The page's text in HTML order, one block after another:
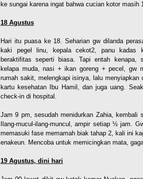
ke sungai karena ingat bahwa cucian kotor masih
18 Agustus
Hari itu puasa ke 18. Seharian gw dilanda
kaki pegel linu, kepala cekot2, panu kadas
beraktifitas seperti biasa. Tapi entah kenapa,
kelapa muda, nasi + ikan goreng + pecel, gw
rumah sakit, melengkapi isinya, lalu menyiapkan
kartu kesehatan Ibu Hamil, dan juga uang.
check-in di hospital.
Jam 9 pm, sesudah menidurkan Zahia, kembali
Ilang-mucul-ilang-muncul, ampir setiap ½ jam.
memasuki fase memamah biak tahap 2, kali ini
enakeun. Mencoba untuk memicingkan mata,
19 Agustus, dini hari